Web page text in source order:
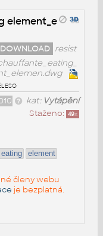
element_e
resist
kat: Vytápění
Staženo: 49x
eating
element
členy webu
je bezplatná.